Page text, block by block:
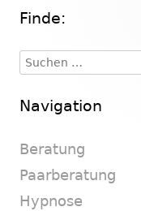
Haupt-
Seitenleiste
Finde:
Suchen
nach:
Navigation
Beratung
Paarberatung
Hypnose